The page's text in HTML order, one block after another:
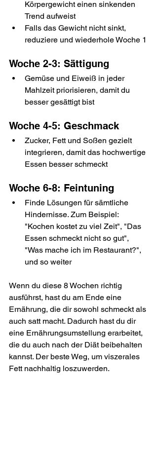
Körpergewicht einen sinkenden
Trend aufweist
Falls das Gewicht nicht sinkt,
reduziere und wiederhole Woche 1
Woche 2-3: Sättigung
Gemüse und Eiweiß in jeder
Mahlzeit priorisieren, damit du
besser gesättigt bist
Woche 4-5: Geschmack
Zucker, Fett und Soßen gezielt
integrieren, damit das hochwertige
Essen besser schmeckt
Woche 6-8: Feintuning
Finde Lösungen für sämtliche
Hindernisse. Zum Beispiel:
"Kochen kostet zu viel Zeit", "Das
Essen schmeckt nicht so gut",
"Was mache ich im Restaurant?",
und so weiter
Wenn du diese 8 Wochen richtig
ausführst, hast du am Ende eine
Ernährung, die dir sowohl schmeckt als
auch satt macht. Dadurch hast du dir
eine Ernährungsumstellung erarbeitet,
die du auch nach der Diät beibehalten
kannst. Der beste Weg, um viszerales
Fett nachhaltig loszuwerden.